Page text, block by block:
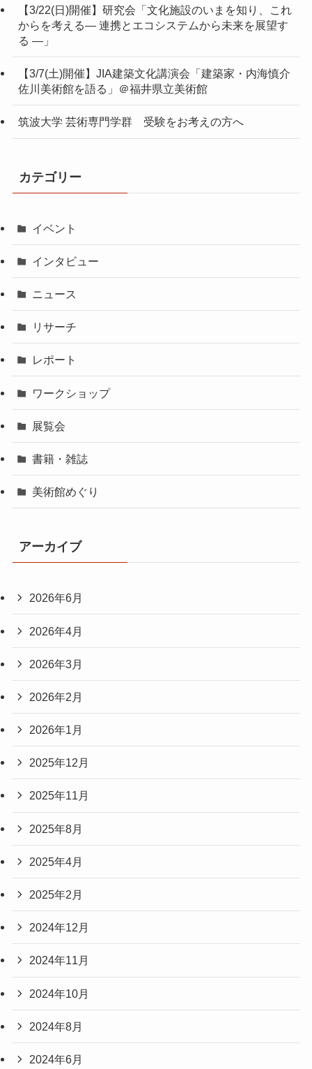
【3/22(日)開催】研究会「文化施設のいまを知り、これ
からを考える― 連携とエコシステムから未来を展望す
る ―」
【3/7(土)開催】JIA建築文化講演会「建築家・内海慎介
佐川美術館を語る」＠福井県立美術館
筑波大学 芸術専門学群 受験をお考えの方へ
カテゴリー
イベント
インタビュー
ニュース
リサーチ
レポート
ワークショップ
展覧会
書籍・雑誌
美術館めぐり
アーカイブ
2026年6月
2026年4月
2026年3月
2026年2月
2026年1月
2025年12月
2025年11月
2025年8月
2025年4月
2025年2月
2024年12月
2024年11月
2024年10月
2024年8月
2024年6月